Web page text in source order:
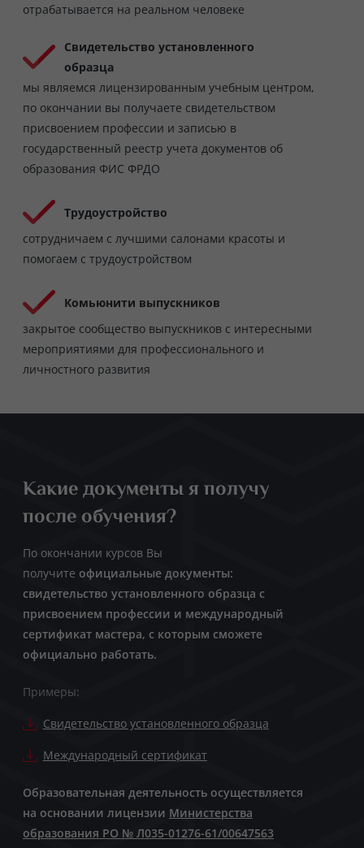
отрабатывается на реальном человеке
Свидетельство установленного
образца
мы являемся лицензированным учебным центром,
по окончании вы получаете свидетельством
присвоением профессии и записью в
государственный реестр учета документов об
образования ФИС ФРДО
Трудоустройство
сотрудничаем с лучшими салонами красоты и
помогаем с трудоустройством
Комьюнити выпускников
закрытое сообщество выпускников с интересными
мероприятиями для профессионального и
личностного развития
Какие документы я получу
после обучения?
По окончании курсов Вы
получите официальные документы:
свидетельство установленного образца с
присвоением профессии и международный
сертификат мастера, с которым сможете
официально работать.
Примеры:
Свидетельство установленного образца
Международный сертификат
Образовательная деятельность осуществляется
на основании лицензии Министерства
образования РО № Л035-01276-61/00647563